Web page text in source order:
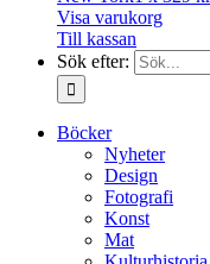
Visa varukorg
Till kassan
Sök efter:
Böcker
Nyheter
Design
Fotografi
Konst
Mat